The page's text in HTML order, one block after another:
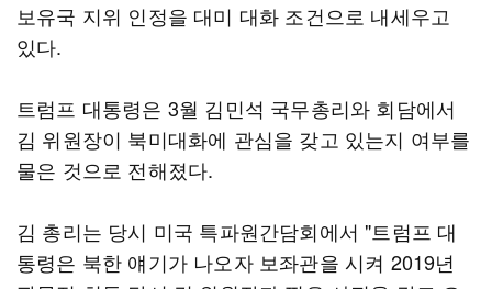
보유국 지위 인정을 대미 대화 조건으로 내세우고
있다.
트럼프 대통령은 3월 김민석 국무총리와 회담에서
김 위원장이 북미대화에 관심을 갖고 있는지 여부를
물은 것으로 전해졌다.
김 총리는 당시 미국 특파원간담회에서 "트럼프 대
통령은 북한 얘기가 나오자 보좌관을 시켜 2019년